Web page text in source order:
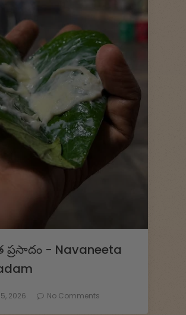
ప్రసాదం - Navaneeta
2026. No Comments